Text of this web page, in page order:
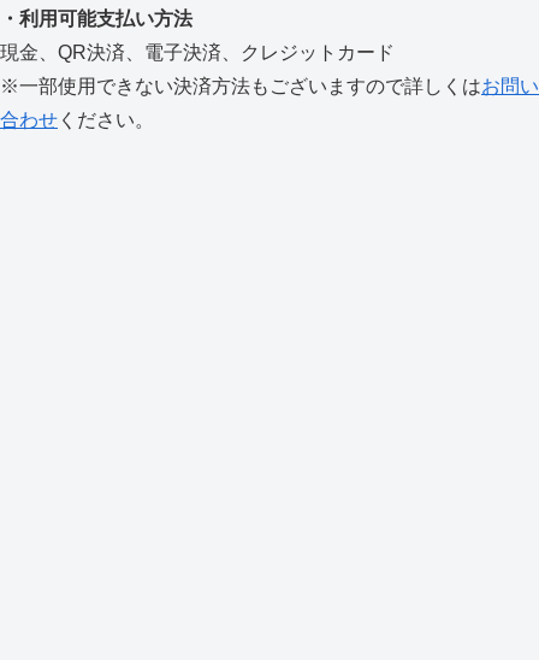
・利用可能支払い方法
現金、QR決済、電子決済、クレジットカード
※一部使用できない決済方法もございますので詳しくはお問い
合わせ ください。